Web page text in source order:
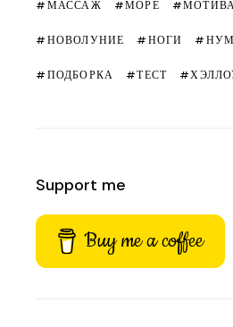
МАССАЖ МОРЕ
НОВОЛУНИЕ НОГИ
ПОДБОРКА ТЕСТ
Support me
Buy me a coffee